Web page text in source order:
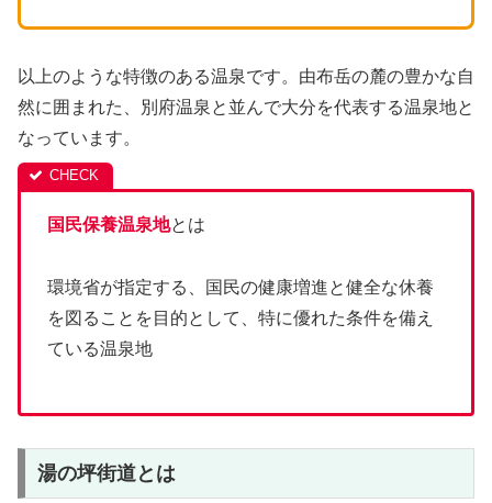
以上のような特徴のある温泉です。由布岳の麓の豊かな自
然に囲まれた、別府温泉と並んで大分を代表する温泉地と
なっています。
国民保養温泉地とは
環境省が指定する、国民の健康増進と健全な休養
を図ることを目的として、特に優れた条件を備え
ている温泉地
湯の坪街道とは